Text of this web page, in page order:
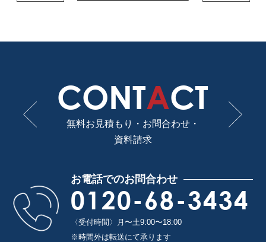
CONTACT
無料お見積もり・お問合わせ・
資料請求
お電話でのお問合わせ
0120-68-3434
〈受付時間〉月〜土9:00〜18:00
※時間外は転送にて承ります